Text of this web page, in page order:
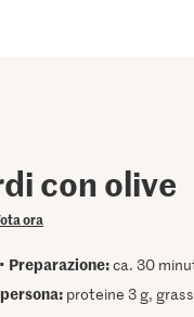
con olive
ora
Preparazione:ca. 30
proteine 3 g,